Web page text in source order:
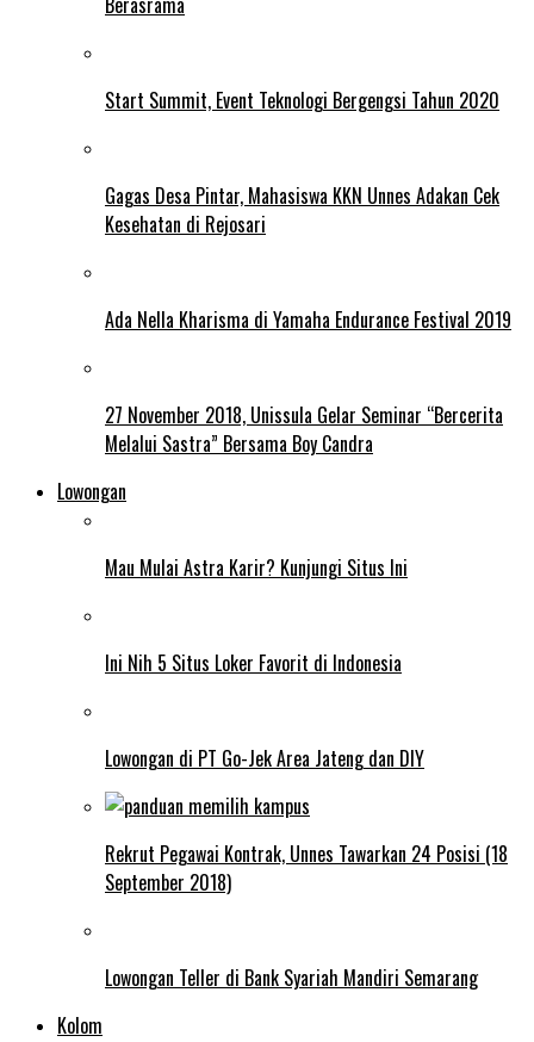
Start Summit, Event Teknologi Bergengsi Tahun 2020
Gagas Desa Pintar, Mahasiswa KKN Unnes Adakan Cek
Kesehatan di Rejosari
Ada Nella Kharisma di Yamaha Endurance Festival 2019
27 November 2018, Unissula Gelar Seminar “Bercerita
Melalui Sastra” Bersama Boy Candra
Lowongan
Mau Mulai Astra Karir? Kunjungi Situs Ini
Ini Nih 5 Situs Loker Favorit di Indonesia
Lowongan di PT Go-Jek Area Jateng dan DIY
Rekrut Pegawai Kontrak, Unnes Tawarkan 24 Posisi (18
September 2018)
Lowongan Teller di Bank Syariah Mandiri Semarang
Kolom